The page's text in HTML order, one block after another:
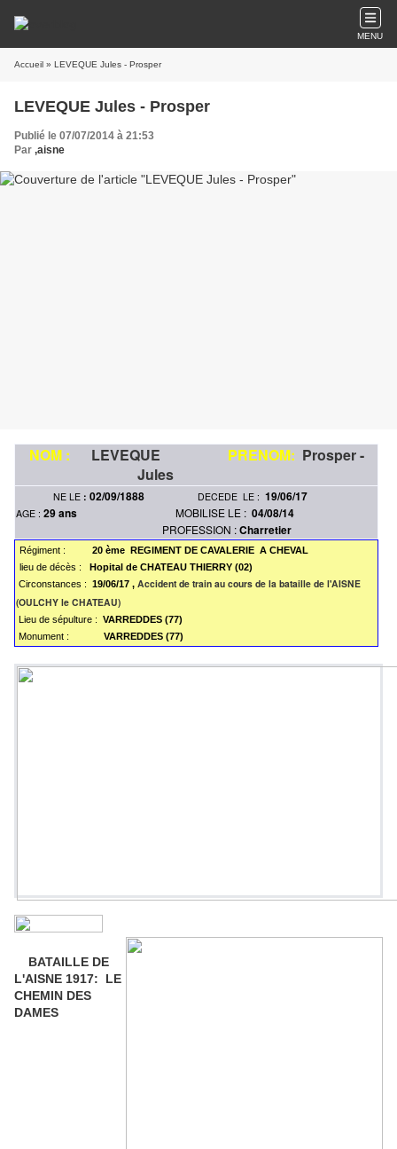
MENU
Accueil » LEVEQUE Jules - Prosper
LEVEQUE Jules - Prosper
Publié le 07/07/2014 à 21:53
Par ,aisne
NOM : LEVEQUE PRENOM: Prosper -
Jules
NE LE : 02/09/1888 DECEDE LE : 19/06/17
AGE : 29 ans MOBILISE LE : 04/08/14
PROFESSION :Charretier
Régiment :
20 ème REGIMENT DE CAVALERIE A CHEVAL
lieu de décès :
Hopital de CHATEAU THIERRY (02)
Circonstances : 19/06/17 , Accident de train au cours de la bataille de l'AISNE
(OULCHY le CHATEAU)
Lieu de sépulture : VARREDDES (77)
Monument :
VARREDDES (77)
BATAILLE DE
L'AISNE 1917: LE
CHEMIN DES
DAMES